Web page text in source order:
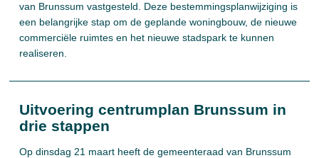
van Brunssum vastgesteld. Deze bestemmingsplanwijziging is
een belangrijke stap om de geplande woningbouw, de nieuwe
commerciële ruimtes en het nieuwe stadspark te kunnen
realiseren.
Uitvoering centrumplan Brunssum in
drie stappen
Op dinsdag 21 maart heeft de gemeenteraad van Brunssum